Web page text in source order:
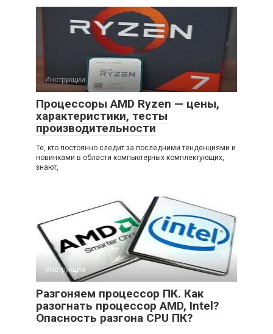
Инструкции
Процессоры AMD Ryzen — цены,
характеристики, тесты
производительности
Те, кто постоянно следит за последними тенденциями и
новинками в области компьютерных комплектующих,
знают,
Инструкции
Разгоняем процессор ПК. Как
разогнать процессор AMD, Intel?
Опасность разгона CPU ПК?